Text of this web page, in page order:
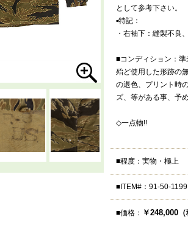
として参考下さい。
▪️特記：
・右袖下：縫製不良
■コンディション：準
殆ど使用した形跡の
の退色、プリント時
ズ、等がある事、予
◇一点物!!
■程度：実物・極上
■ITEM#：91-50-1199
■価格： ￥248,000（